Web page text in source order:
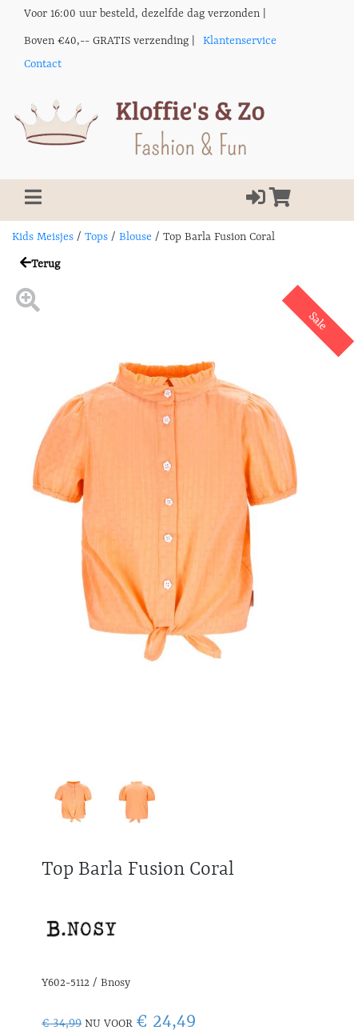
Voor 16:00 uur besteld, dezelfde dag verzonden |
Boven €40,-- GRATIS verzending |
Klantenservice
Contact
Kids Meisjes / Tops / Blouse / Top Barla Fusion Coral
Terug
Sale
Top Barla Fusion Coral
Y602-5112 / Bnosy
€ 34,99 NU VOOR € 24,49